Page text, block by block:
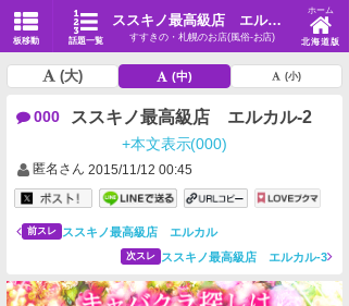
板移動 話題一覧
ススキノ最高級店 エルカル-2
すすきの・札幌のお店(風俗-お店)
ホーム
北海道版
(大) (中) (小)
000 ススキノ最高級店 エルカル-2
+本文表示(000)
匿名さん 2015/11/12 00:45
前スレ ススキノ最高級店 エルカル
次スレ ススキノ最高級店 エルカル-3